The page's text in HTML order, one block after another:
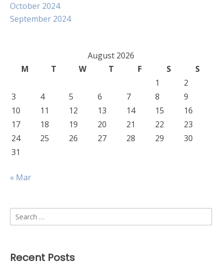
October 2024
September 2024
August 2026
M
T W T F S
S
1
2
3
4 5 6 7 8
9
10
11 12 13 14 15
16
17
18 19 20 21 22
23
24
25 26 27 28 29
30
31
« Mar
Search
for:
Recent Posts